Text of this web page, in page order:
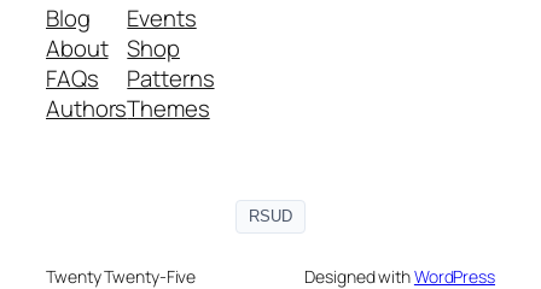
Blog
About
FAQs
Authors
Events
Shop
Patterns
Themes
RSUD
Twenty Twenty-Five Designed withWordPress